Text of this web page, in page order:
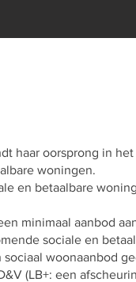
haar oorsprong in het
woningen.
en betaalbare
minimaal aanbod
sociale en
woonaanbod
(LB+: een